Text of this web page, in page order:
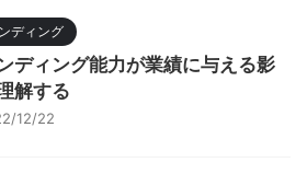
ディング
ディング能力が業績に与える影
解する
12/22